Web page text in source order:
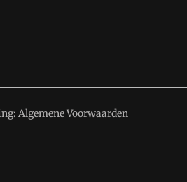
Algemene Voorwaarden